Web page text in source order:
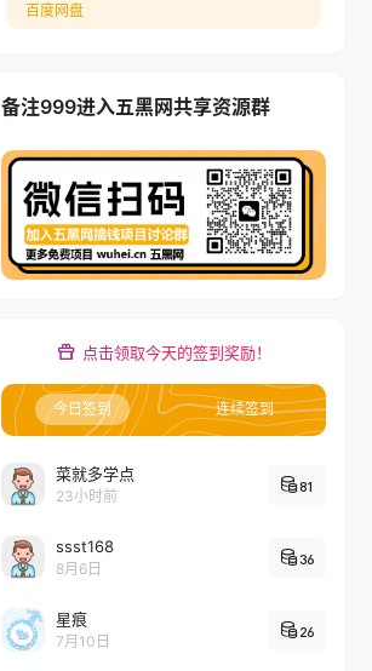
百度网盘
备注999进入五黑网共享资源群
点击领取今天的签到奖励！
今日签到 连续签到
菜就多学点
23小时前
81
ssst168
8月6日
36
星痕
7月10日
26